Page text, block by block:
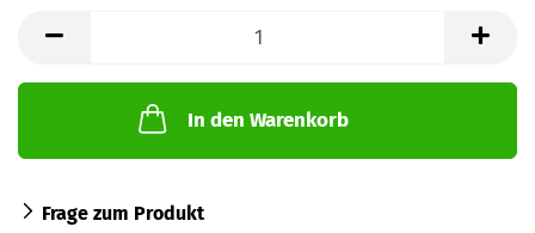
In den Warenkorb
Frage zum Produkt